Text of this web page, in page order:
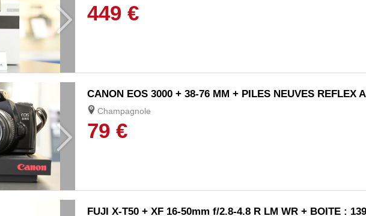
449 €
CANON EOS 3000 + 38-76 MM + PILES NEUVES REFLEX
Champagnole
79 €
FUJI X-T50 + XF 16-50mm f/2.8-4.8 R LM WR + BOITE :